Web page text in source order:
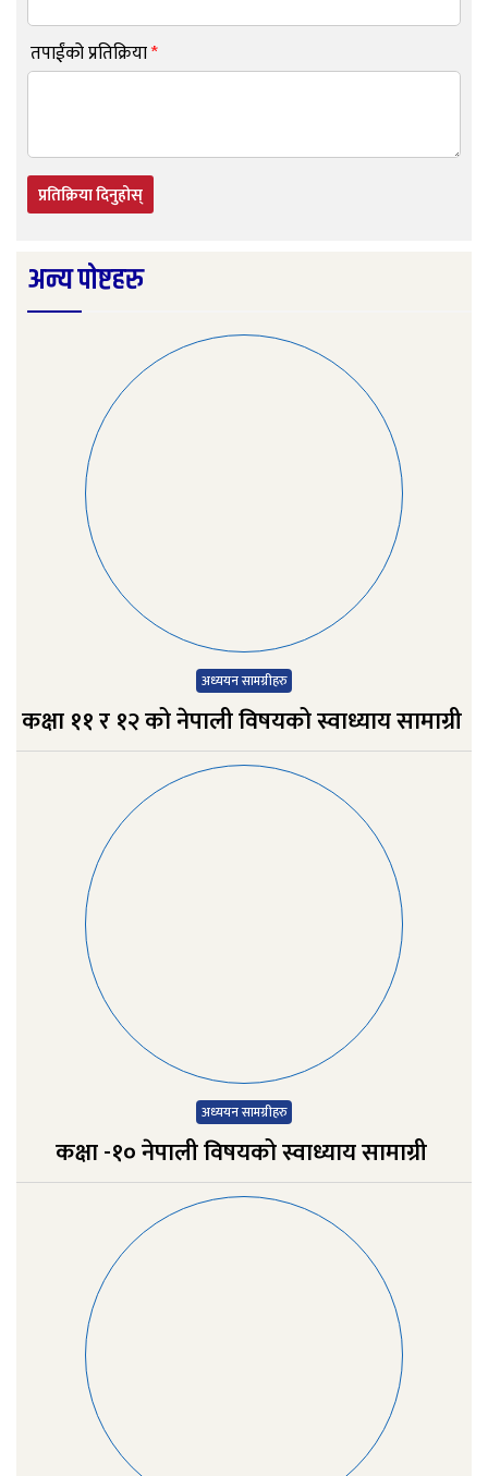
तपाईंको प्रतिक्रिया*
प्रतिक्रिया दिनुहोस्
अन्य पोष्टहरु
अध्‍ययन सामग्रीहरु
कक्षा ११ र १२ को नेपाली विषयको स्वाध्याय सामाग्री
अध्‍ययन सामग्रीहरु
कक्षा -१० नेपाली विषयको स्वाध्याय सामाग्री